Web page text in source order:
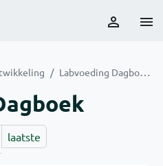
Labvoeding Dagboek
laatste